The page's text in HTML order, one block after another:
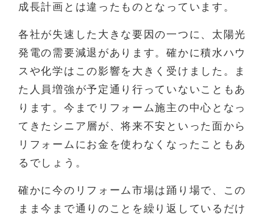
成長計画とは違ったものとなっています。
各社が失速した大きな要因の一つに、太陽光
発電の需要減退があります。確かに積水ハウ
スや化学はこの影響を大きく受けました。ま
た人員増強が予定通り行っていないこともあ
ります。今までリフォーム施主の中心となっ
てきたシニア層が、将来不安といった面から
リフォームにお金を使わなくなったこともあ
るでしょう。
確かに今のリフォーム市場は踊り場で、この
まま今まで通りのことを繰り返しているだけ